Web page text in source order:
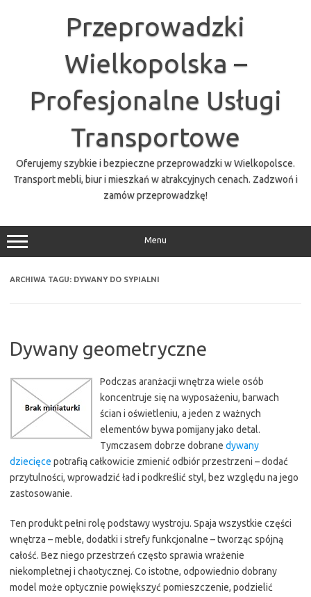
Przeprowadzki
Wielkopolska –
Profesjonalne Usługi
Transportowe
Oferujemy szybkie i bezpieczne przeprowadzki w Wielkopolsce.
Transport mebli, biur i mieszkań w atrakcyjnych cenach. Zadzwoń i
zamów przeprowadzkę!
Menu
ARCHIWA TAGU: DYWANY DO SYPIALNI
Dywany geometryczne
Podczas aranżacji wnętrza wiele osób
koncentruje się na wyposażeniu, barwach
ścian i oświetleniu, a jeden z ważnych
elementów bywa pomijany jako detal.
Tymczasem dobrze dobrane dywany
dziecięce potrafią całkowicie zmienić odbiór przestrzeni – dodać
przytulności, wprowadzić ład i podkreślić styl, bez względu na jego
zastosowanie.
Ten produkt pełni rolę podstawy wystroju. Spaja wszystkie części
wnętrza – meble, dodatki i strefy funkcjonalne – tworząc spójną
całość. Bez niego przestrzeń często sprawia wrażenie
niekompletnej i chaotycznej. Co istotne, odpowiednio dobrany
model może optycznie powiększyć pomieszczenie, podzielić